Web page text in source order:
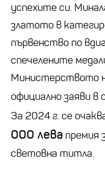
успехите си.
златото в
първенство по
спечелените
Министерството
официално заяви в
За 2024 г. се
000 лева премия
световна титла.